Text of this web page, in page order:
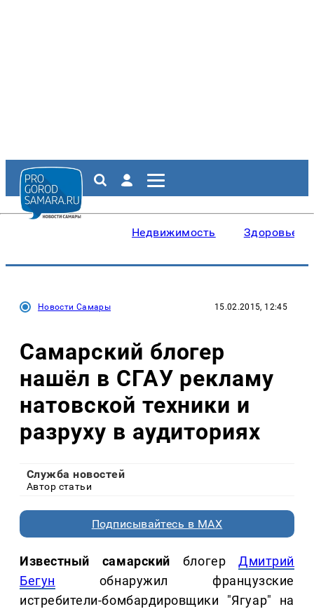
Недвижимость Здоровье
Новости Самары 15.02.2015, 12:45
Самарский блогер
нашёл в СГАУ рекламу
натовской техники и
разруху в аудиториях
Служба новостей
Автор статьи
Подписывайтесь в MAX
Известный самарский блогерДмитрий
Бегун обнаружил французские
истребители-бомбардировщики "Ягуар" на